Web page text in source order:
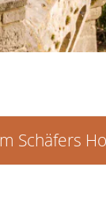
Schäfers